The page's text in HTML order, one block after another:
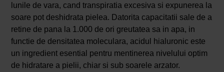
lunile de vara, cand transpiratia excesiva si expunerea la
soare pot deshidrata pielea. Datorita capacitatii sale de a
retine de pana la 1.000 de ori greutatea sa in apa, in
functie de densitatea moleculara, acidul hialuronic este
un ingredient esential pentru mentinerea nivelului optim
de hidratare a pielii, chiar si sub soarele arzator.